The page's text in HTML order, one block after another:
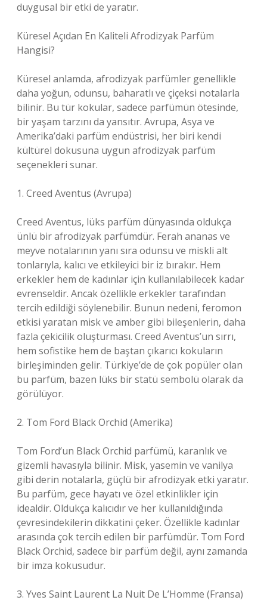
duygusal bir etki de yaratır.
Küresel Açıdan En Kaliteli Afrodizyak Parfüm
Hangisi?
Küresel anlamda, afrodizyak parfümler genellikle
daha yoğun, odunsu, baharatlı ve çiçeksi notalarla
bilinir. Bu tür kokular, sadece parfümün ötesinde,
bir yaşam tarzını da yansıtır. Avrupa, Asya ve
Amerika’daki parfüm endüstrisi, her biri kendi
kültürel dokusuna uygun afrodizyak parfüm
seçenekleri sunar.
1. Creed Aventus (Avrupa)
Creed Aventus, lüks parfüm dünyasında oldukça
ünlü bir afrodizyak parfümdür. Ferah ananas ve
meyve notalarının yanı sıra odunsu ve miskli alt
tonlarıyla, kalıcı ve etkileyici bir iz bırakır. Hem
erkekler hem de kadınlar için kullanılabilecek kadar
evrenseldir. Ancak özellikle erkekler tarafından
tercih edildiği söylenebilir. Bunun nedeni, feromon
etkisi yaratan misk ve amber gibi bileşenlerin, daha
fazla çekicilik oluşturması. Creed Aventus’un sırrı,
hem sofistike hem de baştan çıkarıcı kokuların
birleşiminden gelir. Türkiye’de de çok popüler olan
bu parfüm, bazen lüks bir statü sembolü olarak da
görülüyor.
2. Tom Ford Black Orchid (Amerika)
Tom Ford’un Black Orchid parfümü, karanlık ve
gizemli havasıyla bilinir. Misk, yasemin ve vanilya
gibi derin notalarla, güçlü bir afrodizyak etki yaratır.
Bu parfüm, gece hayatı ve özel etkinlikler için
idealdir. Oldukça kalıcıdır ve her kullanıldığında
çevresindekilerin dikkatini çeker. Özellikle kadınlar
arasında çok tercih edilen bir parfümdür. Tom Ford
Black Orchid, sadece bir parfüm değil, aynı zamanda
bir imza kokusudur.
3. Yves Saint Laurent La Nuit De L’Homme (Fransa)